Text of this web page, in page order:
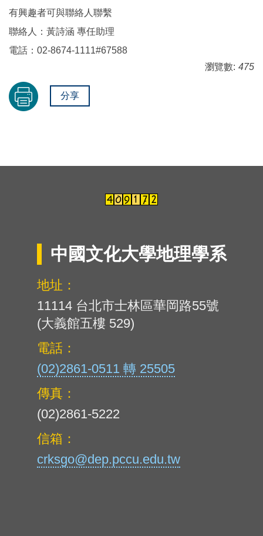
有興趣者可與聯絡人聯繫
聯絡人：黃詩涵 專任助理
電話：02-8674-1111#67588
瀏覽數: 475
分享
中國文化大學地理學系
地址：
11114 台北市士林區華岡路55號
(大義館五樓 529)
電話：
(02)2861-0511 轉 25505
傳真：
(02)2861-5222
信箱：
crksgo@dep.pccu.edu.tw